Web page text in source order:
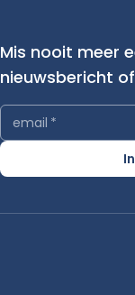
Mis nooit meer
nieuwsbericht
email *